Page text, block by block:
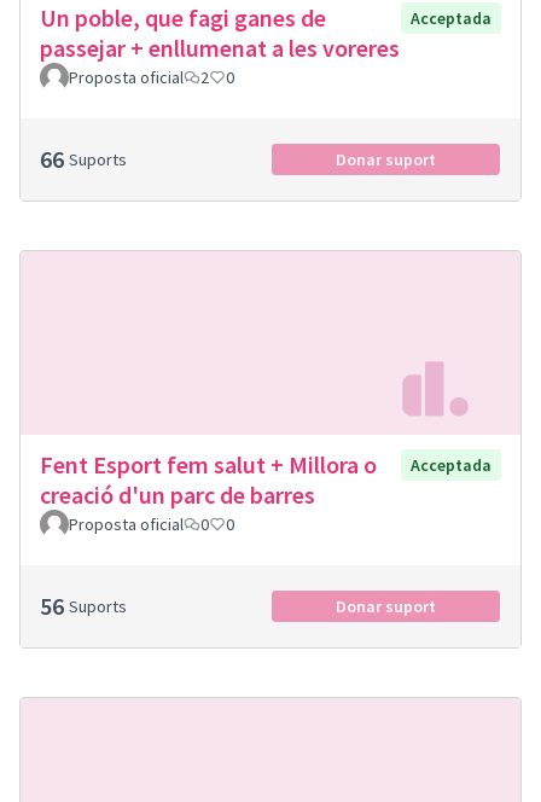
Un poble, que fagi ganes de
passejar + enllumenat a les voreres
Acceptada
Proposta oficial 2 0
66 Suports Donar suport
Fent Esport fem salut + Millora o
creació d'un parc de barres
Acceptada
Proposta oficial 0 0
56 Suports Donar suport